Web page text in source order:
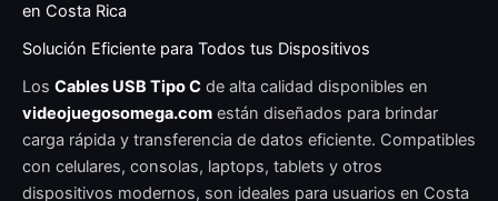
en Costa Rica
Solución Eficiente para Todos tus Dispositivos
Los Cables USB Tipo C de alta calidad disponibles en
videojuegosomega.com están diseñados para brindar
carga rápida y transferencia de datos eficiente. Compatibles
con celulares, consolas, laptops, tablets y otros
dispositivos modernos, son ideales para usuarios en Costa